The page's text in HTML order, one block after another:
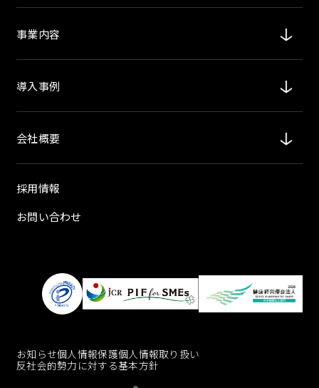
事業内容
導入事例
会社概要
採用情報
お問い合わせ
お知らせ個人情報保護個人情報取り扱い
反社会的勢力に対する基本方針